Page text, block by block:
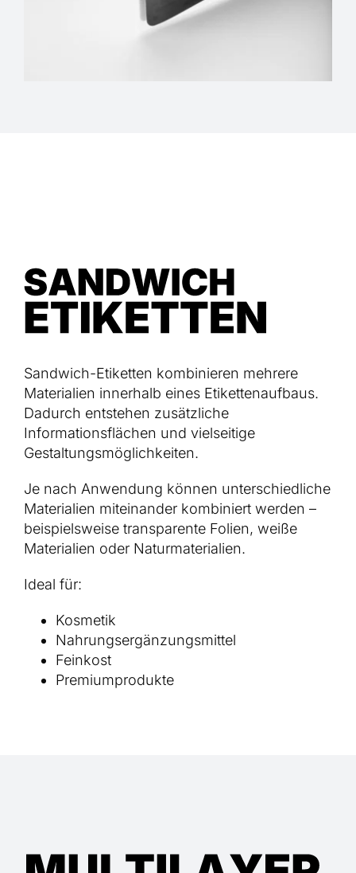
Sandwich-Etiketten kombinieren mehrere
Materialien innerhalb eines Etikettenaufbaus.
Dadurch entstehen zusätzliche
Informationsflächen und vielseitige
Gestaltungsmöglichkeiten.
Je nach Anwendung können unterschiedliche
Materialien miteinander kombiniert werden –
beispielsweise transparente Folien, weiße
Materialien oder Naturmaterialien.
Ideal für:
Kosmetik
Nahrungsergänzungsmittel
Feinkost
Premiumprodukte